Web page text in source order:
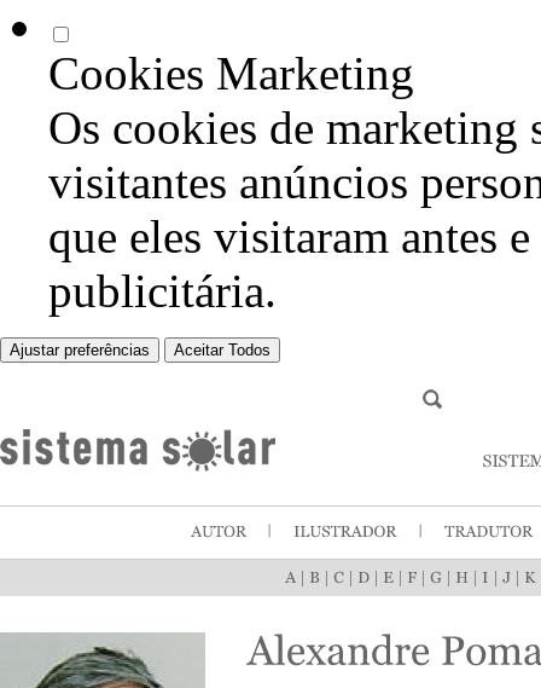
Cookies Marketing
Os cookies de marketing
visitantes anúncios
que eles visitaram antes
publicitária.
Ajustar preferências Aceitar Todos